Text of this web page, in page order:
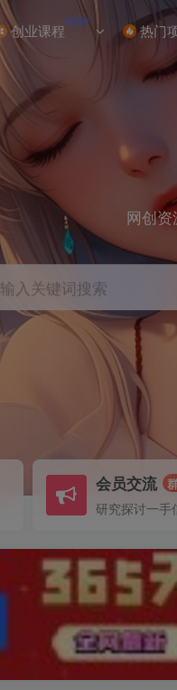
创业课程 NEW 热门
网创
输入关键词搜索
会员交流
研究探讨一手